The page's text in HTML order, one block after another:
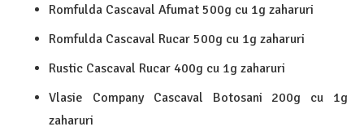
Romfulda Cascaval Afumat 500g cu 1g zaharuri
Romfulda Cascaval Rucar 500g cu 1g zaharuri
Rustic Cascaval Rucar 400g cu 1g zaharuri
Vlasie Company Cascaval Botosani 200g cu 1g
zaharuri